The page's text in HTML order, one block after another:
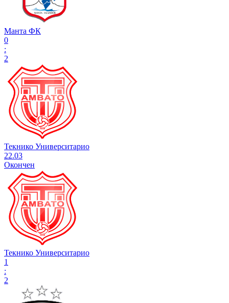
Манта ФК
0
:
2
Текнико Университарио
22.03
Окончен
Текнико Университарио
1
:
2